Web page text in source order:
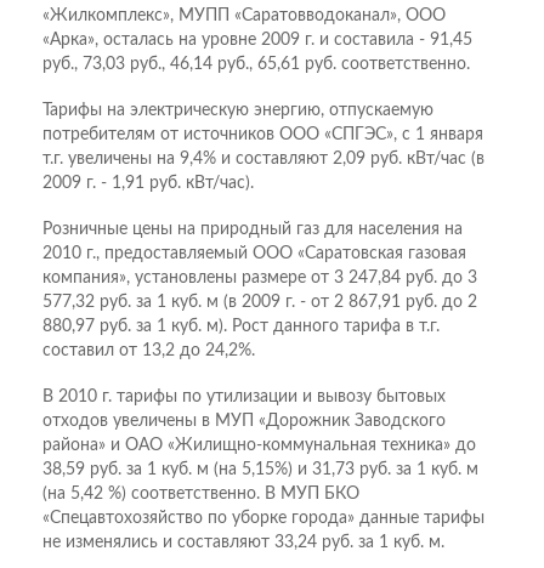
«Жилкомплекс», МУПП «Саратовводоканал», ООО
«Арка», осталась на уровне 2009 г. и составила - 91,45
руб., 73,03 руб., 46,14 руб., 65,61 руб. соответственно.
Тарифы на электрическую энергию, отпускаемую
потребителям от источников ООО «СПГЭС», с 1 января
т.г. увеличены на 9,4% и составляют 2,09 руб. кВт/час (в
2009 г. - 1,91 руб. кВт/час).
Розничные цены на природный газ для населения на
2010 г., предоставляемый ООО «Саратовская газовая
компания», установлены размере от 3 247,84 руб. до 3
577,32 руб. за 1 куб. м (в 2009 г. - от 2 867,91 руб. до 2
880,97 руб. за 1 куб. м). Рост данного тарифа в т.г.
составил от 13,2 до 24,2%.
В 2010 г. тарифы по утилизации и вывозу бытовых
отходов увеличены в МУП «Дорожник Заводского
района» и ОАО «Жилищно-коммунальная техника» до
38,59 руб. за 1 куб. м (на 5,15%) и 31,73 руб. за 1 куб. м
(на 5,42 %) соответственно. В МУП БКО
«Спецавтохозяйство по уборке города» данные тарифы
не изменялись и составляют 33,24 руб. за 1 куб. м.